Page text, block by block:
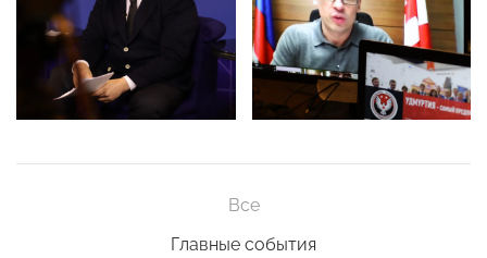
Все
Главные события